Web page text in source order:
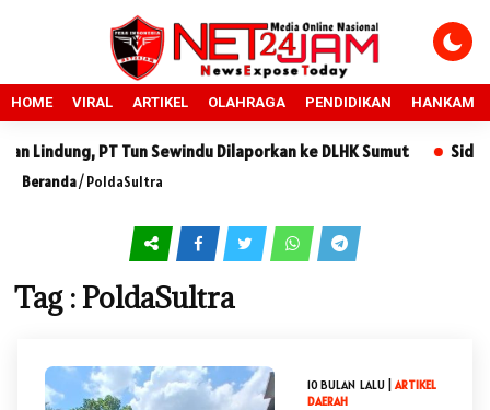
HOME VIRAL ARTIKEL OLAHRAGA PENDIDIKAN HANKAM
PT Tun Sewindu Dilaporkan ke DLHK Sumut Sidang
Beranda/PoldaSultra
Tag : PoldaSultra
10 BULAN LALU |ARTIKEL
DAERAH